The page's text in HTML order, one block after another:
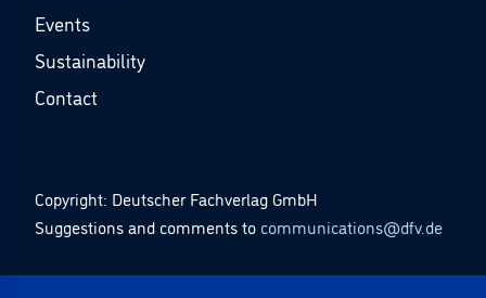
Events
Sustainability
Contact
Copyright: Deutscher Fachverlag GmbH
Suggestions and comments to communications@dfv.de